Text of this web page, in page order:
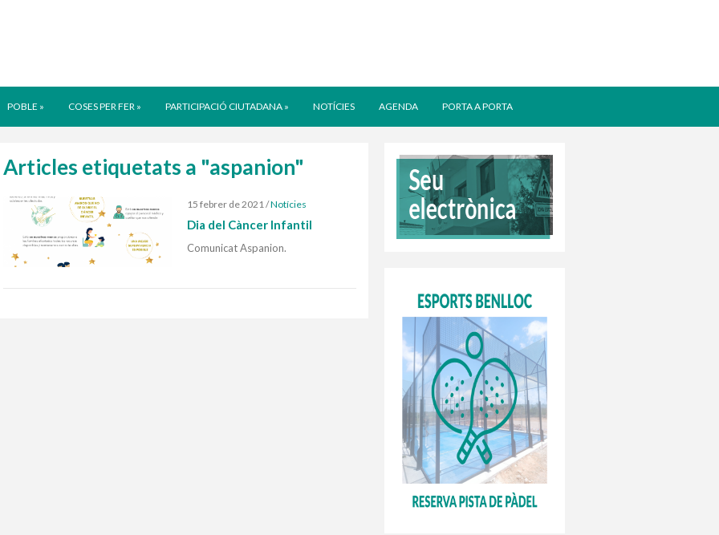
POBLE » COSES PER FER » PARTICIPACIÓ CIUTADANA » NOTÍCIES AGENDA PORTA A PORTA
Articles etiquetats a "aspanion"
15 febrer de 2021/Notícies
Dia del Càncer Infantil
Comunicat Aspanion.